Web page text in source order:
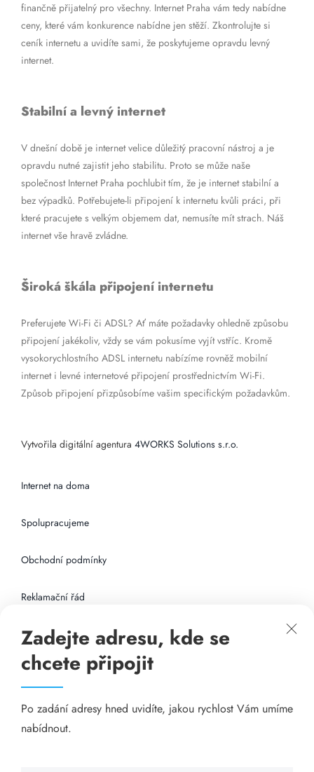
finančně přijatelný pro všechny. Internet Praha vám tedy nabídne
ceny, které vám konkurence nabídne jen stěží. Zkontrolujte si
ceník internetu a uvidíte sami, že poskytujeme opravdu levný
internet.
Stabilní a levný internet
V dnešní době je internet velice důležitý pracovní nástroj a je
opravdu nutné zajistit jeho stabilitu. Proto se může naše
společnost Internet Praha pochlubit tím, že je internet stabilní a
bez výpadků. Potřebujete-li připojení k internetu kvůli práci, při
které pracujete s velkým objemem dat, nemusíte mít strach. Náš
internet vše hravě zvládne.
Široká škála připojení internetu
Preferujete Wi-Fi či ADSL? Ať máte požadavky ohledně způsobu
připojení jakékoliv, vždy se vám pokusíme vyjít vstříc. Kromě
vysokorychlostního ADSL internetu nabízíme rovněž mobilní
internet i levné internetové připojení prostřednictvím Wi-Fi.
Způsob připojení přizpůsobíme vašim specifickým požadavkům.
Vytvořila digitální agentura 4WORKS Solutions s.r.o.
Internet na doma
Spolupracujeme
Obchodní podmínky
Reklamační řád
Připojení k internetu
Odkazy
Katalog A-seznam.cz
Zadejte adresu, kde se
chcete připojit
Po zadání adresy hned uvidíte, jakou rychlost Vám umíme
nabídnout.